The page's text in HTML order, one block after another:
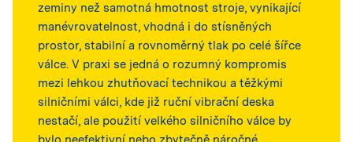
zeminy než samotná hmotnost stroje, vynikající
manévrovatelnost, vhodná i do stísněných
prostor, stabilní a rovnoměrný tlak po celé šířce
válce. V praxi se jedná o rozumný kompromis
mezi lehkou zhutňovací technikou a těžkými
silničními válci, kde již ruční vibrační deska
nestačí, ale použití velkého silničního válce by